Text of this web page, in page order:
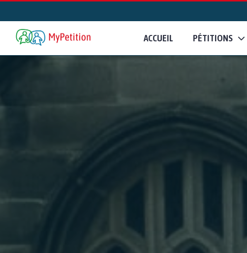
ACCUEIL PÉTITIONS